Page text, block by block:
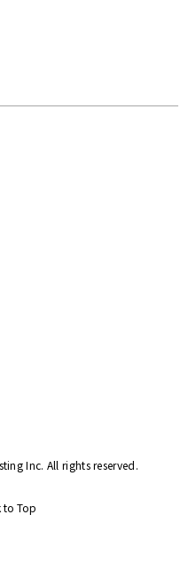
Inc. All rights reserved.
to Top